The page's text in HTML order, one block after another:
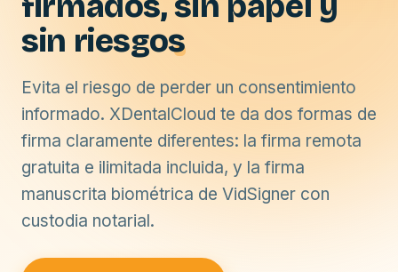
sin riesgos
Evita el riesgo de perder un consentimiento
informado. XDentalCloud te da dos formas de
firma claramente diferentes: la firma remota
gratuita e ilimitada incluida, y la firma
manuscrita biométrica de VidSigner con
custodia notarial.